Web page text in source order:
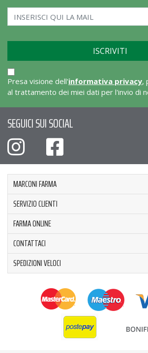
Presa visione dell'informativa privacy,
al trattamento dei miei dati per l'invio di
SEGUICI SUI SOCIAL
MARCONI FARMA
SERVIZIO CLIENTI
FARMA ONLINE
CONTATTACI
SPEDIZIONI VELOCI